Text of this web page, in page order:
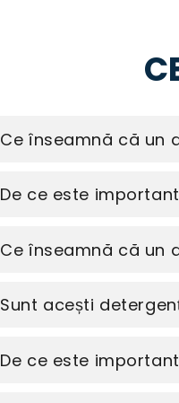
Ce înseamnă că un
De ce este
Ce înseamnă că un
Sunt acești
De ce este